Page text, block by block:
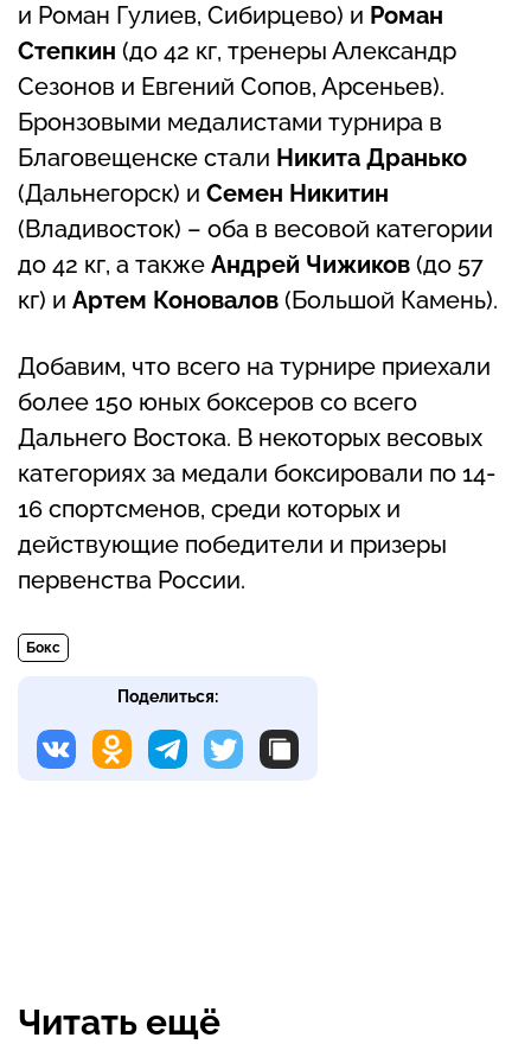
и Роман Гулиев, Сибирцево) и Роман
Степкин (до 42 кг, тренеры Александр
Сезонов и Евгений Сопов, Арсеньев).
Бронзовыми медалистами турнира в
Благовещенске стали Никита Дранько
(Дальнегорск) и Семен Никитин
(Владивосток) – оба в весовой категории
до 42 кг, а также Андрей Чижиков (до 57
кг) и Артем Коновалов (Большой Камень).
Добавим, что всего на турнире приехали
более 150 юных боксеров со всего
Дальнего Востока. В некоторых весовых
категориях за медали боксировали по 14-
16 спортсменов, среди которых и
действующие победители и призеры
первенства России.
Бокс
Поделиться:
Читать ещё